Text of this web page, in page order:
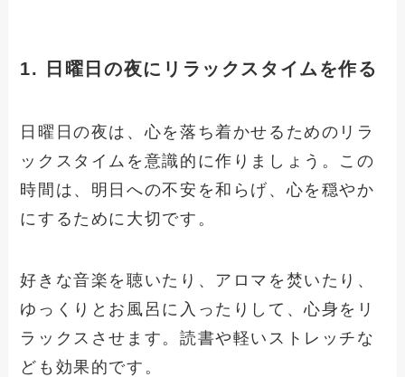
1. 日曜日の夜にリラックスタイムを作る
日曜日の夜は、心を落ち着かせるためのリラ
ックスタイムを意識的に作りましょう。この
時間は、明日への不安を和らげ、心を穏やか
にするために大切です。
好きな音楽を聴いたり、アロマを焚いたり、
ゆっくりとお風呂に入ったりして、心身をリ
ラックスさせます。読書や軽いストレッチな
ども効果的です。